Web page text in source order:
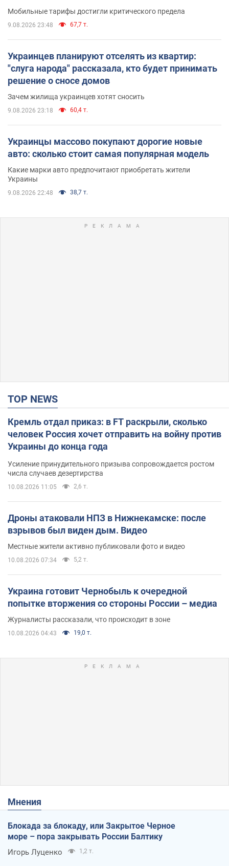
Мобильные тарифы достигли критического предела
9.08.2026 23:48 67,7 т.
Украинцев планируют отселять из квартир:
"слуга народа" рассказала, кто будет принимать
решение о сносе домов
Зачем жилища украинцев хотят сносить
9.08.2026 23:18 60,4 т.
Украинцы массово покупают дорогие новые
авто: сколько стоит самая популярная модель
Какие марки авто предпочитают приобретать жители
Украины
9.08.2026 22:48 38,7 т.
TOP NEWS
Кремль отдал приказ: в FT раскрыли, сколько
человек Россия хочет отправить на войну против
Украины до конца года
Усиление принудительного призыва сопровождается ростом
числа случаев дезертирства
10.08.2026 11:05 2,6 т.
Дроны атаковали НПЗ в Нижнекамске: после
взрывов был виден дым. Видео
Местные жители активно публиковали фото и видео
10.08.2026 07:34 5,2 т.
Украина готовит Чернобыль к очередной
попытке вторжения со стороны России – медиа
Журналисты рассказали, что происходит в зоне
10.08.2026 04:43 19,0 т.
Мнения
Блокада за блокаду, или Закрытое Черное
море – пора закрывать России Балтику
Игорь Луценко 1,2 т.